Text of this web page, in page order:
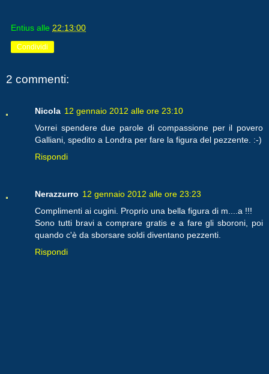
Entius alle 22:13:00
Condividi
2 commenti:
Nicola 12 gennaio 2012 alle ore 23:10
Vorrei spendere due parole di compassione per il povero
Galliani, spedito a Londra per fare la figura del pezzente. :-)
Rispondi
Nerazzurro 12 gennaio 2012 alle ore 23:23
Complimenti ai cugini. Proprio una bella figura di m....a !!!
Sono tutti bravi a comprare gratis e a fare gli sboroni, poi
quando c'è da sborsare soldi diventano pezzenti.
Rispondi